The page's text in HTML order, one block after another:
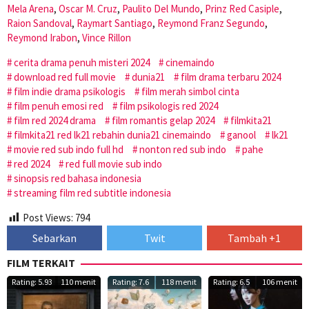
Mela Arena, Oscar M. Cruz, Paulito Del Mundo, Prinz Red Casiple,
Raion Sandoval, Raymart Santiago, Reymond Franz Segundo,
Reymond Irabon, Vince Rillon
cerita drama penuh misteri 2024
cinemaindo
download red full movie
dunia21
film drama terbaru 2024
film indie drama psikologis
film merah simbol cinta
film penuh emosi red
film psikologis red 2024
film red 2024 drama
film romantis gelap 2024
filmkita21
filmkita21 red lk21 rebahin dunia21 cinemaindo
ganool
lk21
movie red sub indo full hd
nonton red sub indo
pahe
red 2024
red full movie sub indo
sinopsis red bahasa indonesia
streaming film red subtitle indonesia
Post Views: 794
Sebarkan Twit
Tambah +1
FILM TERKAIT
Rating: 5.93 110 menit Rating: 7.6 118 menit Rating: 6.5 106 menit